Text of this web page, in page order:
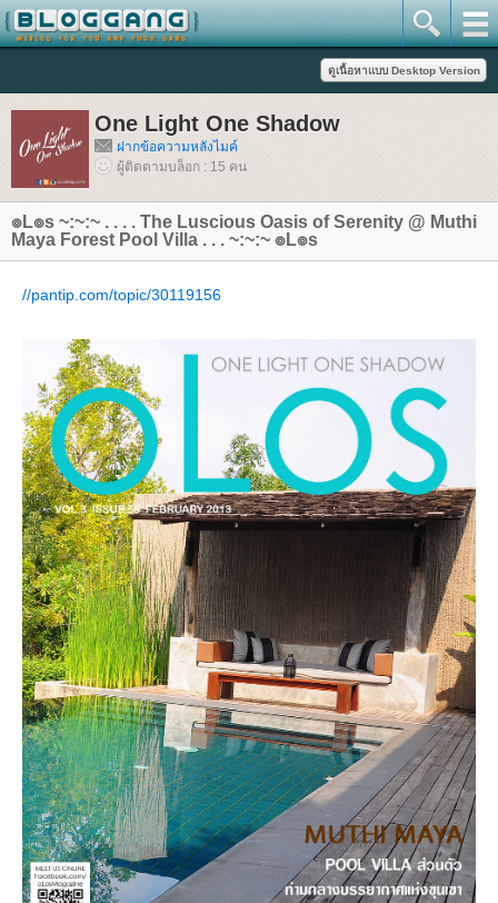
One Light One Shadow
ฝากข้อความหลังไมค์
ผู้ติดตามบล็อก : 15 คน
๏L๏s ~:~:~ . . . . The Luscious Oasis of Serenity @ Muthi
Maya Forest Pool Villa . . . ~:~:~ ๏L๏s
//pantip.com/topic/30119156